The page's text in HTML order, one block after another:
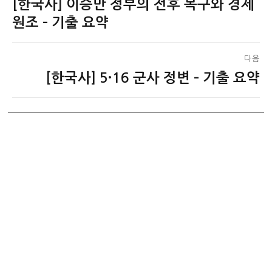
탐
색
이
전
[한국사] 이승만 정부의 전후 복구와 경제
원조 – 기출 요약
다음
글:
[한국사] 5·16 군사 정변 – 기출 요약